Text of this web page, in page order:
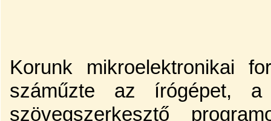
Korunk mikroelektronikai
száműzte az írógépet,
szövegszerkesztő